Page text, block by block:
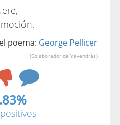
poema: George Pellicer
(Colaborador de Yavendrás)